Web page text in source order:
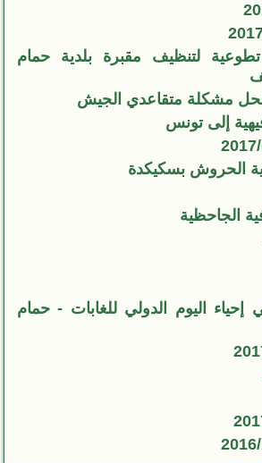
لتنظيف مقبرة بلدية حمام
مشكلة متقاعدي الجيش
إلى تونس
الحروش بسكيكدة
الجاحظية
اليوم الدولي للغابات - حمام